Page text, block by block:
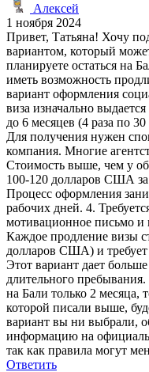
Алексей
1 ноября 2024
Привет, Татьяна! Хочу
вариантом, который
планируете остаться на
иметь возможность
вариант оформления
виза изначально
до 6 месяцев (4 раза по
Для получения нужен
компания. Многие
Стоимость выше, чем у
100-120 долларов США
Процесс оформления
рабочих дней. 4.
мотивационное письмо
Каждое продление визы
долларов США) и
Этот вариант дает
длительного
на Бали только 2 месяца,
которой писали выше,
вариант вы ни выбрали,
информацию на
так как правила могут
Ответить